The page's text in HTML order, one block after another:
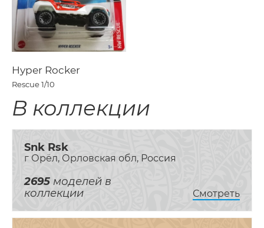
Hyper Rocker
Rescue1/10
В коллекции
Snk Rsk
г Орёл, Орловская обл, Россия
2695 моделей в
коллекции
Смотреть